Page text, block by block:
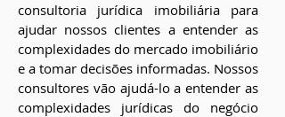
consultoria jurídica imobiliária para
ajudar nossos clientes a entender as
complexidades do mercado imobiliário
e a tomar decisões informadas. Nossos
consultores vão ajudá-lo a entender as
complexidades jurídicas do negócio